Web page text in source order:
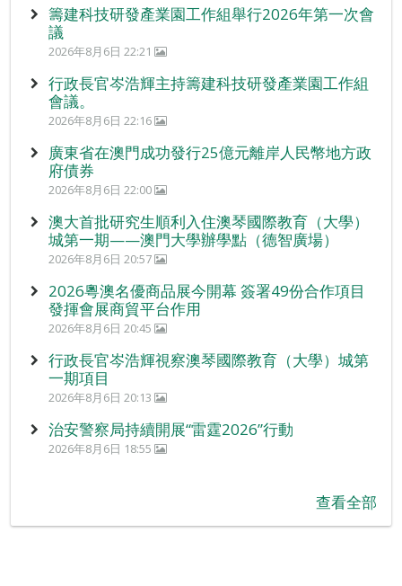
籌建科技研發產業園工作組舉行2026年第一次會
議
2026年8月6日 22:21
行政長官岑浩輝主持籌建科技研發產業園工作組
會議。
2026年8月6日 22:16
廣東省在澳門成功發行25億元離岸人民幣地方政
府債券
2026年8月6日 22:00
澳大首批研究生順利入住澳琴國際教育（大學）
城第一期——澳門大學辦學點（德智廣場）
2026年8月6日 20:57
2026粵澳名優商品展今開幕 簽署49份合作項目
發揮會展商貿平台作用
2026年8月6日 20:45
行政長官岑浩輝視察澳琴國際教育（大學）城第
一期項目
2026年8月6日 20:13
治安警察局持續開展“雷霆2026”行動
2026年8月6日 18:55
查看全部